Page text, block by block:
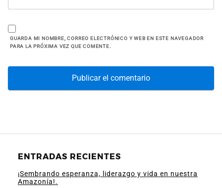
GUARDA MI NOMBRE, CORREO ELECTRÓNICO Y WEB EN ESTE NAVEGADOR
PARA LA PRÓXIMA VEZ QUE COMENTE.
ENTRADAS RECIENTES
¡Sembrando esperanza, liderazgo y vida en nuestra
Amazonía!.